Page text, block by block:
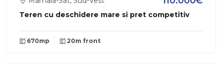
Teren cu deschidere mare si pret competitiv
670mp 20m front